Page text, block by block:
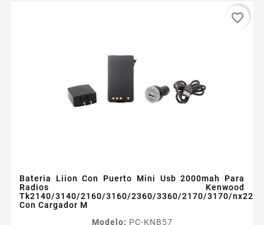
Bateria Liion Con Puerto Mini Usb 2000mah Para
Radios Kenwood
Tk2140/3140/2160/3160/2360/3360/2170/3170/nx220/
Con Cargador M
Modelo: PC-KNB57
favorite_border